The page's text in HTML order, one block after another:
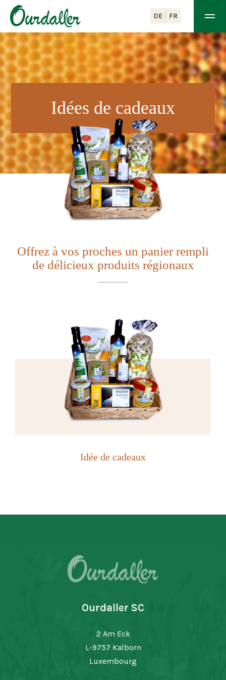
DE FR
Idées de cadeaux
Offrez à vos proches un panier rempli
de délicieux produits régionaux
Idée de cadeaux
Ourdaller SC
2 Am Eck
L-9757 Kalborn
Luxembourg